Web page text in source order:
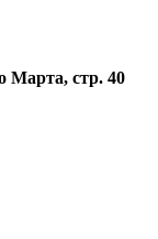
Марта, стр. 40